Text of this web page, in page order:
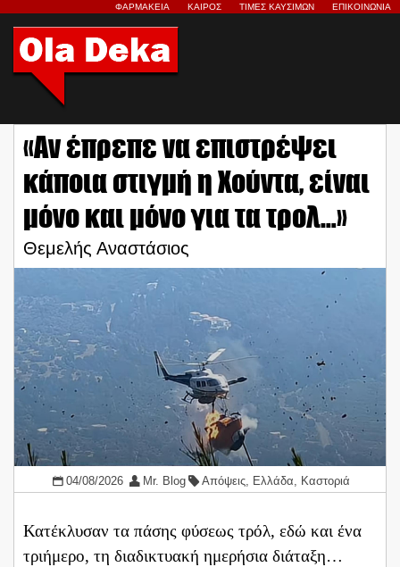
ΦΑΡΜΑΚΕΙΑ ΚΑΙΡΟΣ ΤΙΜΕΣ ΚΑΥΣΙΜΩΝ ΕΠΙΚΟΙΝΩΝΙΑ
«Αν έπρεπε να επιστρέψει
κάποια στιγμή η Χούντα, είναι
μόνο και μόνο για τα τρολ…»
Θεμελής Αναστάσιος
04/08/2026 Mr. Blog Απόψεις, Ελλάδα Καστοριά
Κατέκλυσαν τα πάσης φύσεως τρόλ, εδώ και ένα
τριήμερο, τη διαδικτυακή ημερήσια διάταξη…